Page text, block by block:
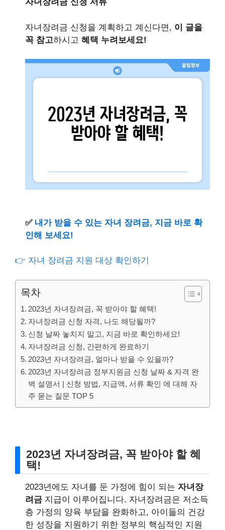
자녀장려금 신청을 계획하고 계신다면, 이 글을
꼭 참고하시고 혜택 누려보세요!
✅ 내가 받을 수 있는 자녀 장려금, 지금 바로 확
인해 보세요!
👉 자녀 장려금 지원 대상 확인하기
목차
2023년 자녀장려금, 꼭 받아야 할 혜택!
자녀장려금 신청 자격, 나도 해당될까?
신청 날짜 놓치지 말고, 지금 바로 확인하세요!
자녀장려금 신청, 간편하게 완료하기
2023년 자녀장려금, 얼마나 받을 수 있을까?
2023년 자녀장려금 정부지원금 신청 날짜 & 자격 완
벽 설명서 | 신청 방법, 지급액, 서류 확인 에 대해 자
주 묻는 질문 TOP 5
2023년 자녀장려금, 꼭 받아야 할 혜
택!
2023년에도 자녀를 둔 가정에 힘이 되는 자녀장
려금 지급이 이루어집니다. 자녀장려금은 저소득
층 가정의 양육 부담을 완화하고, 아이들의 건강
한 성장을 지원하기 위한 정부의 핵심적인 지원